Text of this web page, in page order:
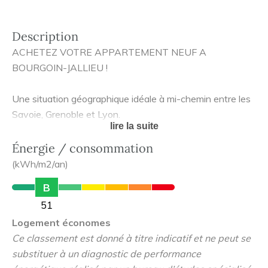
Description
ACHETEZ VOTRE APPARTEMENT NEUF A
BOURGOIN-JALLIEU !
Une situation géographique idéale à mi-chemin entre les
Savoie, Grenoble et Lyon.
Idéalement située, la ville de Bourgoin-Jallieu est à
proximité des plus gros bassins d’emploi de la région qui
comptent de nombreux sièges sociaux (VALEO,
LAFARGE, EDF, HEWLETT PACKARD…). Elle est très
bien desservie par le TER, en gare de Bourgoin-Jallieu, qui
mène à Lyon Part-Dieu en 25min* et à Paris Gare de
Lyon en 2h30*. Les autoroutes A43 et A48 facilitent les
déplacements vers Lyon et Grenoble et mènent à leurs
lire la suite
Énergie / consommation
(kWh/m2/an)
B
51
Logement économes
Ce classement est donné à titre indicatif et ne peut se
substituer à un diagnostic de performance